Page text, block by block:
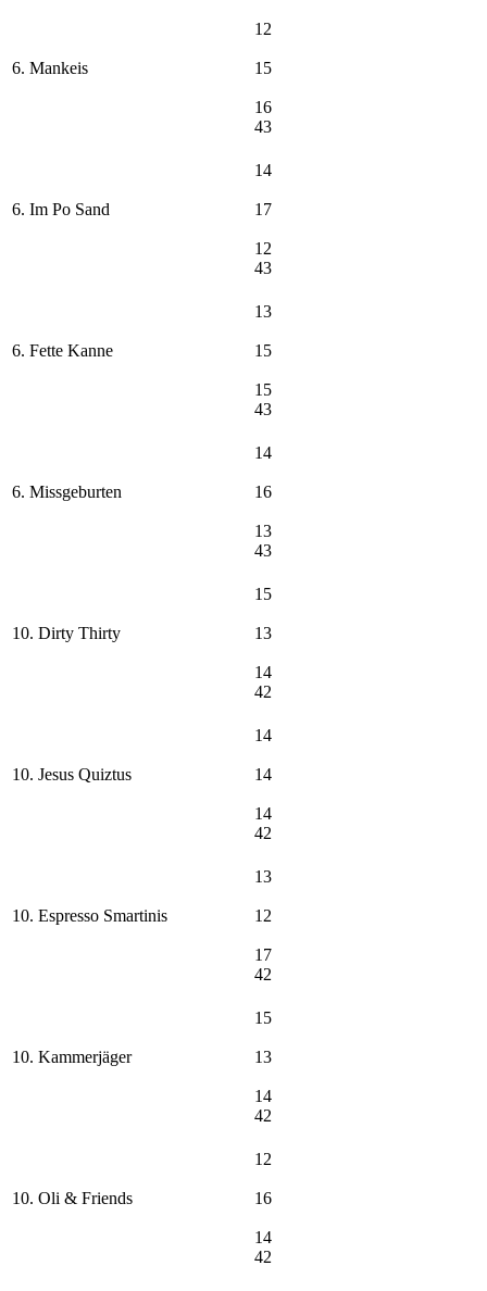
6. Mankeis
12
15
16
43
6. Im Po Sand
14
17
12
43
6. Fette Kanne
13
15
15
43
6. Missgeburten
14
16
13
43
10. Dirty Thirty
15
13
14
42
10. Jesus Quiztus
14
14
14
42
10. Espresso Smartinis
13
12
17
42
10. Kammerjäger
15
13
14
42
10. Oli & Friends
12
16
14
42